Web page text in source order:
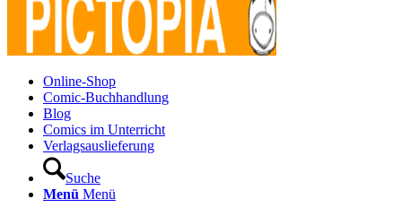
Online-Shop
Comic-Buchhandlung
Blog
Comics im Unterricht
Verlagsauslieferung
Suche
Menü Menü